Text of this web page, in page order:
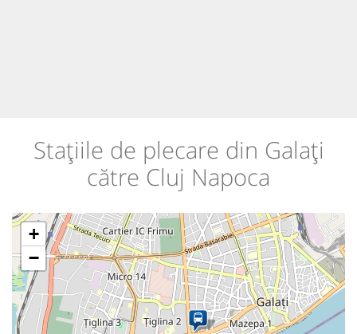
Stațiile de plecare din Galați
către Cluj Napoca
+
−